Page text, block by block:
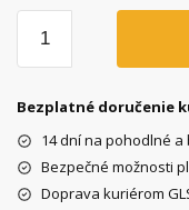
D.I.D
reťaz,
Bezplatné doručenie
14 dní na pohodlné
Bezpečné možnosti
Doprava kuriérom